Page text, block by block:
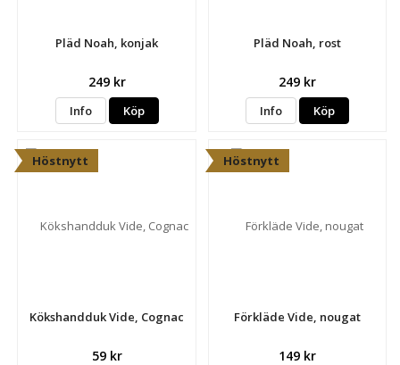
Pläd Noah, konjak
249 kr
Info Köp
Pläd Noah, rost
249 kr
Info Köp
Höstnytt
Kökshandduk Vide, Cognac
59 kr
Höstnytt
Förkläde Vide, nougat
149 kr